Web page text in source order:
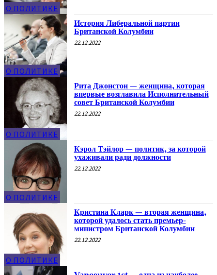
О ПОЛИТИКЕ
О ПОЛИТИКЕ
История Либеральной партии
Британской Колумбии
22.12.2022
О ПОЛИТИКЕ
Рита Джонстон — женщина, которая
впервые возглавила Исполнительный
совет Британской Колумбии
22.12.2022
О ПОЛИТИКЕ
Кэрол Тэйлор — политик, за которой
ухаживали ради должности
22.12.2022
О ПОЛИТИКЕ
Кристина Кларк — вторая женщина,
которой удалось стать премьер-
министром Британской Колумбии
22.12.2022